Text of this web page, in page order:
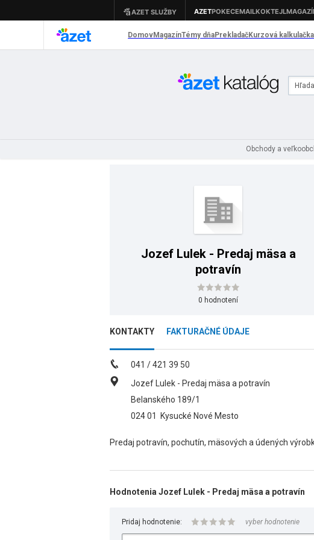
Obchody a
Jozef Lulek - Predaj mäsa a
potravín
0 hodnotení
KONTAKTY FAKTURAČNÉ ÚDAJE
041 / 421 39 50
Jozef Lulek - Predaj mäsa a potravín
Belanského 189/1
024 01
Kysucké Nové Mesto
Predaj potravín, pochutín, mäsových a údených
Hodnotenia Jozef Lulek - Predaj mäsa a potravín
Pridaj hodnotenie: vyber hodnotenie